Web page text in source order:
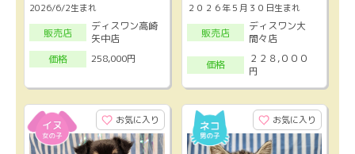
2026/6/2生まれ
販売店
ディスワン高崎
矢中店
価格
258,000円
２０２６年５月３０日生まれ
販売店
ディスワン大
間々店
価格
２２８,０００
円
お気に入り お気に入り